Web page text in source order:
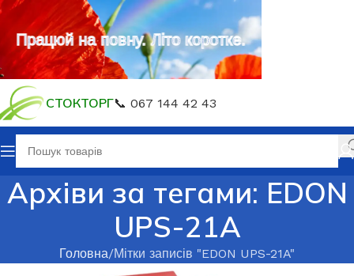
СТОКТОРГ📞 067 144 42 43
Архіви за тегами: EDON
UPS-21A
Головна Мітки записів "EDON UPS-21A"
Працюй на повну. Літо коротке.